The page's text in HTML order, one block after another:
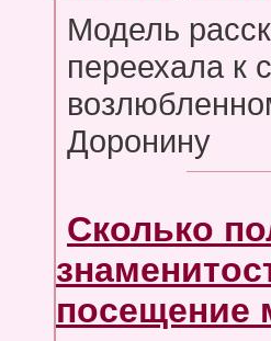
Модель
переехала к
Доронину
Сколько
посещение